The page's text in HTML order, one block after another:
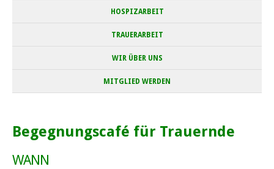
HOSPIZARBEIT
TRAUERARBEIT
WIR ÜBER UNS
MITGLIED WERDEN
Begegnungscafé für Trauernde
WANN